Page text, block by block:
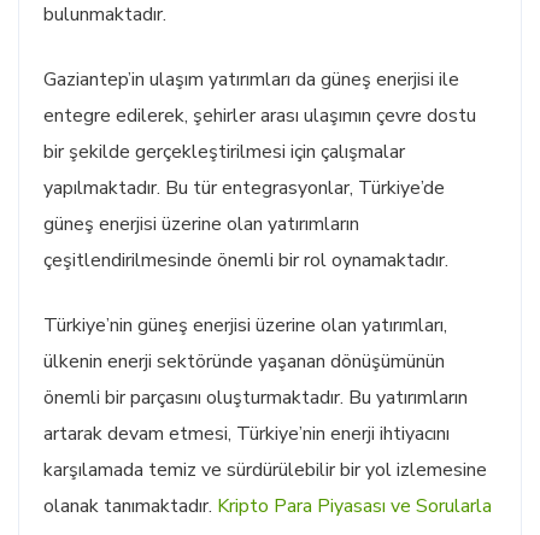
bulunmaktadır.
Gaziantep’in ulaşım yatırımları da güneş enerjisi ile
entegre edilerek, şehirler arası ulaşımın çevre dostu
bir şekilde gerçekleştirilmesi için çalışmalar
yapılmaktadır. Bu tür entegrasyonlar, Türkiye’de
güneş enerjisi üzerine olan yatırımların
çeşitlendirilmesinde önemli bir rol oynamaktadır.
Türkiye’nin güneş enerjisi üzerine olan yatırımları,
ülkenin enerji sektöründe yaşanan dönüşümünün
önemli bir parçasını oluşturmaktadır. Bu yatırımların
artarak devam etmesi, Türkiye’nin enerji ihtiyacını
karşılamada temiz ve sürdürülebilir bir yol izlemesine
olanak tanımaktadır. Kripto Para Piyasası ve Sorularla